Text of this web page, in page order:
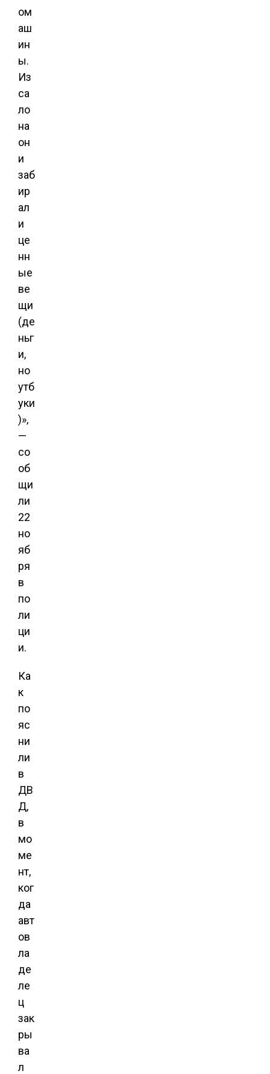
ом
аш
ин
ы.
Из
са
ло
на
он
и
заб
ир
ал
и
це
нн
ые
ве
щи
(де
ньг
и,
но
утб
уки
)»,
—
со
об
щи
ли
22
но
яб
ря
в
по
ли
ци
и.
Ка
к
по
яс
ни
ли
в
ДВ
Д,
в
мо
ме
нт,
ког
да
авт
ов
ла
де
ле
ц
зак
ры
ва
л